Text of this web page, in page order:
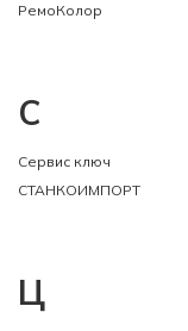
РемоКолор
С
Сервис ключ
СТАНКОИМПОРТ
Ц